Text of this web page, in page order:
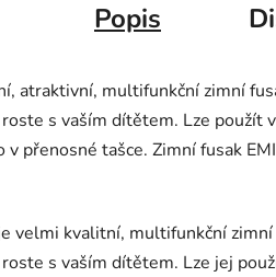
Popis
atraktivní, multifunkční zimní
s vaším dítětem. Lze použít v
v přenosné tašce. Zimní fusak
velmi kvalitní, multifunkční
s vaším dítětem. Lze jej